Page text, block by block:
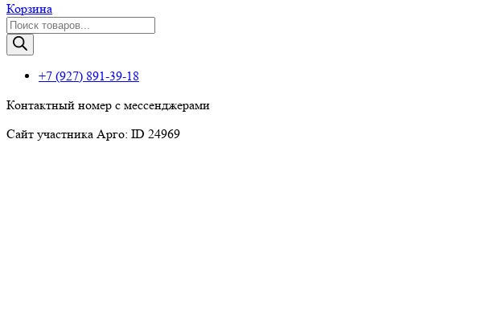
Корзина
Поиск
товаров
+7 (927) 891-39-18
Контактный номер с мессенджерами
Сайт участника Арго: ID 24969